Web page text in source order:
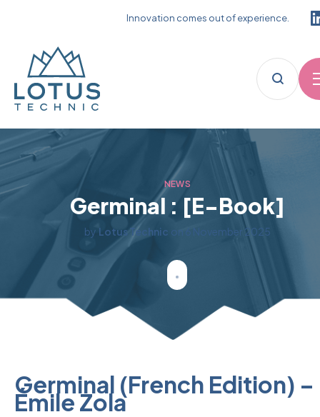
Innovation comes out of experience.
NEWS
Germinal : [E-Book]
byLotus Technic on 6 November 2025
Germinal (French Edition) –
Émile Zola